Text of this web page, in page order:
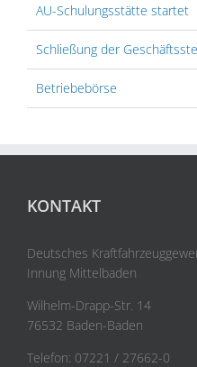
AU-Schulungsstätte startet
Schließung der
Betriebebörse
KONTAKT
Deutsches
Innung Mittelbaden
Wilhelm-Drapp-Str. 14
76532 Baden-Baden
Telefon: 07221 / 27662-0